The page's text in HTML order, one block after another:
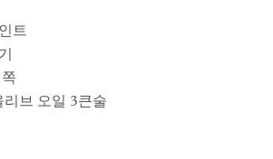
트
브 오일 3큰술